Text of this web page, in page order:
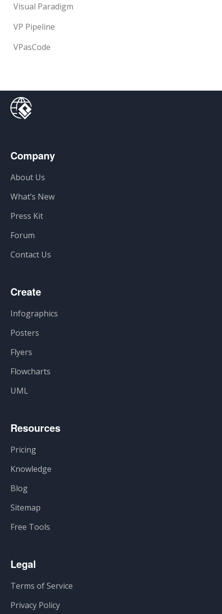
Visual Paradigm
VP Pipeline
VPasCode
Company
About Us
What’s New
Press Kit
Forum
Contact Us
Create
Infographics
Posters
Flyers
Flowcharts
UML
Resources
Pricing
Knowledge
Blog
Sitemap
Free Tools
Legal
Terms of Service
Privacy Policy